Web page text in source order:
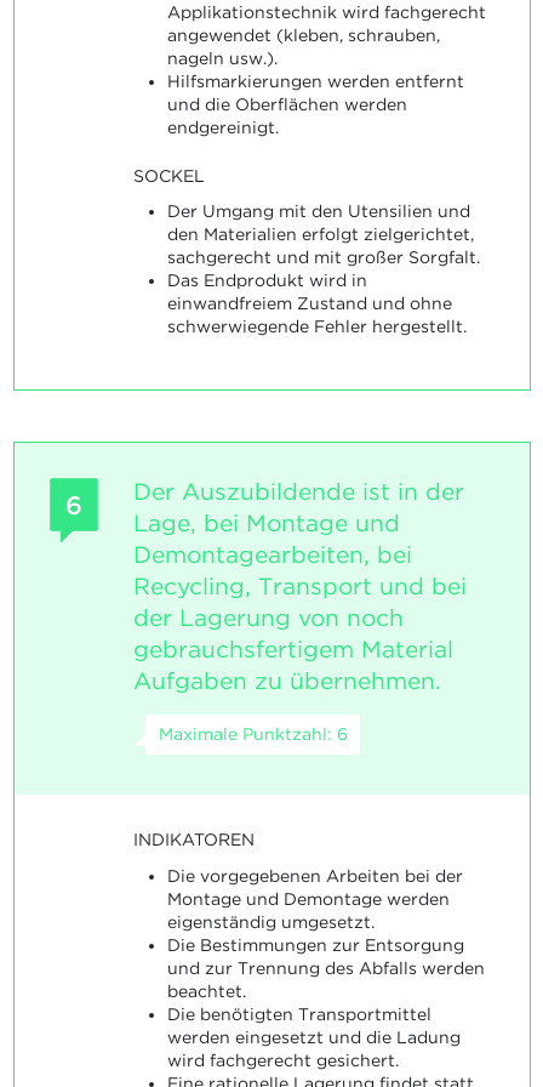
Applikationstechnik wird fachgerecht
angewendet (kleben, schrauben,
nageln usw.).
Hilfsmarkierungen werden entfernt
und die Oberflächen werden
endgereinigt.
SOCKEL
Der Umgang mit den Utensilien und
den Materialien erfolgt zielgerichtet,
sachgerecht und mit großer Sorgfalt.
Das Endprodukt wird in
einwandfreiem Zustand und ohne
schwerwiegende Fehler hergestellt.
6
Der Auszubildende ist in der
Lage, bei Montage und
Demontagearbeiten, bei
Recycling, Transport und bei
der Lagerung von noch
gebrauchsfertigem Material
Aufgaben zu übernehmen.
Maximale Punktzahl: 6
INDIKATOREN
Die vorgegebenen Arbeiten bei der
Montage und Demontage werden
eigenständig umgesetzt.
Die Bestimmungen zur Entsorgung
und zur Trennung des Abfalls werden
beachtet.
Die benötigten Transportmittel
werden eingesetzt und die Ladung
wird fachgerecht gesichert.
Eine rationelle Lagerung findet statt.